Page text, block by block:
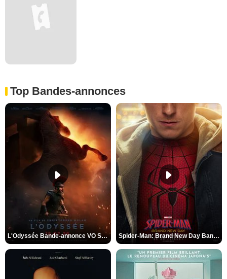
Top Bandes-annonces
L'Odyssée Bande-annonce VO STFR Spider-Man: Brand New Day Bande-annonce VO STFR